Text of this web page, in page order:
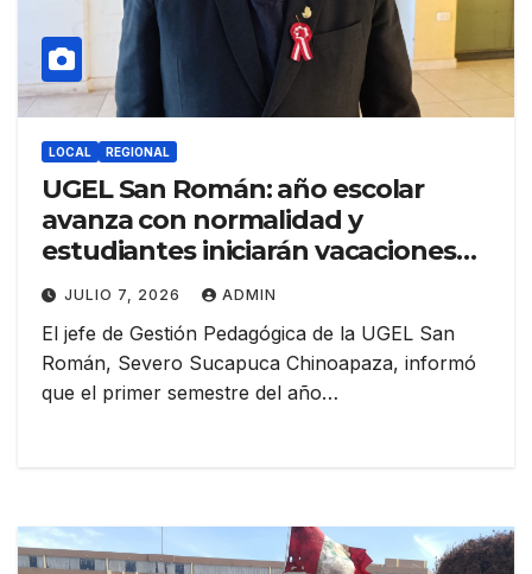
LOCAL REGIONAL
UGEL San Román: año escolar
avanza con normalidad y
estudiantes iniciarán vacaciones
de medio año desde el 27 de julio
JULIO 7, 2026 ADMIN
El jefe de Gestión Pedagógica de la UGEL San
Román, Severo Sucapuca Chinoapaza, informó
que el primer semestre del año…